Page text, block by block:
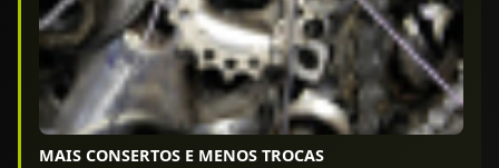
MAIS CONSERTOS E MENOS TROCAS